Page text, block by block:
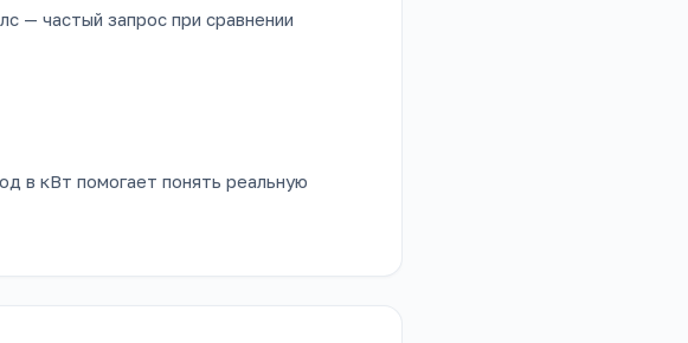
— частый запрос при сравнении
в кВт помогает понять реальную